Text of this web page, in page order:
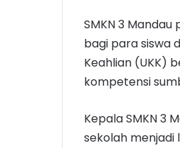
SMKN 3
bagi para siswa
Keahlian (UKK)
kompetensi
Kepala SMKN 3
sekolah